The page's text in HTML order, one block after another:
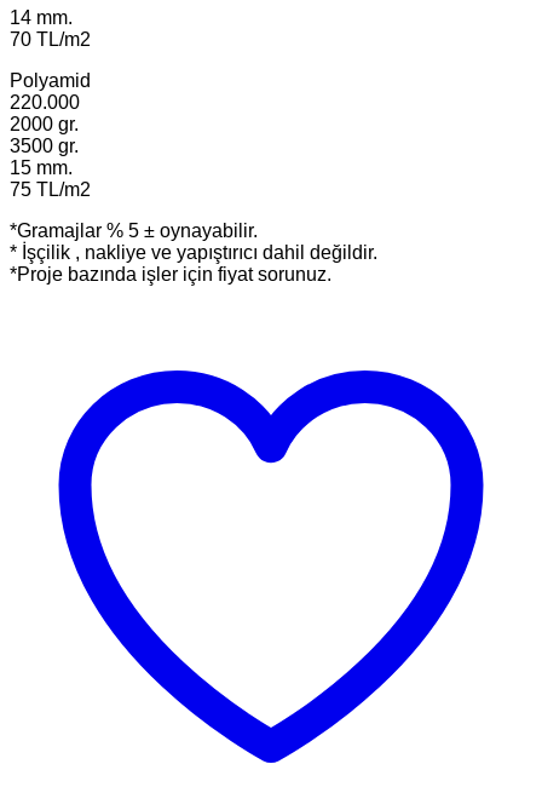
14 mm.
70 TL/m2
Polyamid
220.000
2000 gr.
3500 gr.
15 mm.
75 TL/m2
*Gramajlar % 5 ± oynayabilir.
* İşçilik , nakliye ve yapıştırıcı dahil değildir.
*Proje bazında işler için fiyat sorunuz.